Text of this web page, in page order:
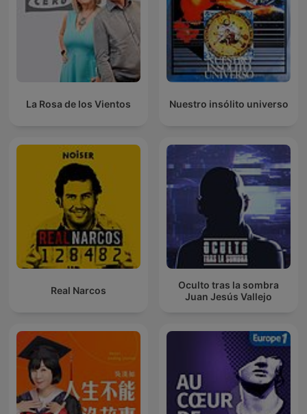
La Rosa de los Vientos Nuestro insólito universo
Real Narcos
Oculto tras la sombra
Juan Jesús Vallejo